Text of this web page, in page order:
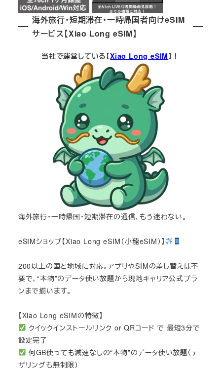
海外旅行・短期滞在・一時帰国者向けeSIM
サービス【Xiao Long eSIM】
当社で運営している【Xiao Long eSIM】！
海外旅行・一時帰国・短期滞在の通信、もう迷わない。
eSIMショップ【Xiao Long eSIM（小龍eSIM）】
200以上の国と地域に対応。アプリやSIMの差し替えは不
要で、“本物”のデータ使い放題から現地キャリア公式プラ
ンまで揃います。
【Xiao Long eSIMの特徴】
クイックインストールリンク or QRコード で 最短3分で
設定完了
何GB使っても減速なしの“本物”のデータ使い放題（テ
ザリングも無制限）